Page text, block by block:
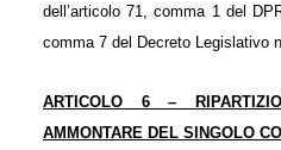
dell’articolo 71, comma 1 del
comma 7 del Decreto Legislativo
ARTICOLO 6 –
AMMONTARE DEL SINGOLO